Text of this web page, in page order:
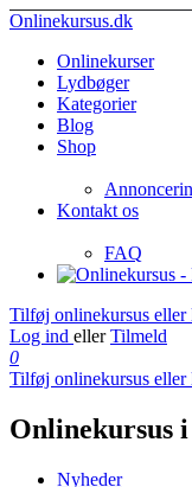
Onlinekursus.dk
Onlinekurser
Lydbøger
Kategorier
Blog
Shop
Kontakt os
FAQ
Tilføj onlinekursus eller
Log ind eller Tilmeld
0
Tilføj onlinekursus eller
Onlinekursus
Nyheder